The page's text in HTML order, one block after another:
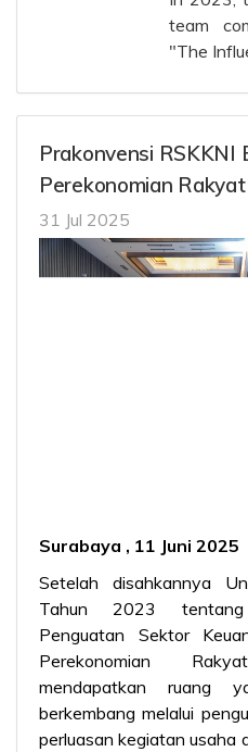
team
"The
Prakonvensi RSKKNI
Perekonomian
31 Jul 2025
Surabaya , 11 Juni 2025
Setelah disahkannya
Tahun 2023 tentang
Penguatan Sektor
Perekonomian
mendapatkan ruang
berkembang melalui
perluasan kegiatan usaha